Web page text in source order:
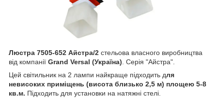
Люстра 7505-652 Айстра/2 стельова власного виробництва
від компанії Grand Versal (Україна). Серія "Айстра".
Цей світильник на 2 лампи найкраще підходить для
невисоких приміщень (висота близько 2,5 м) площею 5-8
кв.м. Підходить для установки на натяжні стелі.